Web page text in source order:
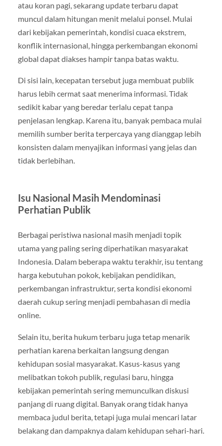
atau koran pagi, sekarang update terbaru dapat
muncul dalam hitungan menit melalui ponsel. Mulai
dari kebijakan pemerintah, kondisi cuaca ekstrem,
konflik internasional, hingga perkembangan ekonomi
global dapat diakses hampir tanpa batas waktu.
Di sisi lain, kecepatan tersebut juga membuat publik
harus lebih cermat saat menerima informasi. Tidak
sedikit kabar yang beredar terlalu cepat tanpa
penjelasan lengkap. Karena itu, banyak pembaca mulai
memilih sumber berita terpercaya yang dianggap lebih
konsisten dalam menyajikan informasi yang jelas dan
tidak berlebihan.
Isu Nasional Masih Mendominasi
Perhatian Publik
Berbagai peristiwa nasional masih menjadi topik
utama yang paling sering diperhatikan masyarakat
Indonesia. Dalam beberapa waktu terakhir, isu tentang
harga kebutuhan pokok, kebijakan pendidikan,
perkembangan infrastruktur, serta kondisi ekonomi
daerah cukup sering menjadi pembahasan di media
online.
Selain itu, berita hukum terbaru juga tetap menarik
perhatian karena berkaitan langsung dengan
kehidupan sosial masyarakat. Kasus-kasus yang
melibatkan tokoh publik, regulasi baru, hingga
kebijakan pemerintah sering memunculkan diskusi
panjang di ruang digital. Banyak orang tidak hanya
membaca judul berita, tetapi juga mulai mencari latar
belakang dan dampaknya dalam kehidupan sehari-hari.